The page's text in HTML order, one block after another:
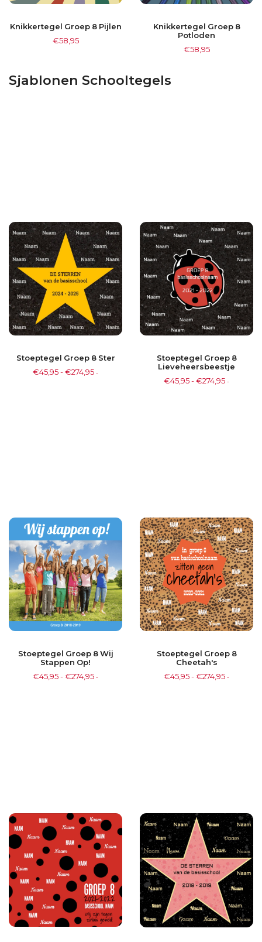
Knikkertegel Groep 8 Pijlen
€58,95
Knikkertegel Groep 8
Potloden
€58,95
Sjablonen Schooltegels
Stoeptegel Groep 8 Ster
€45,95-€274,95 -
Stoeptegel Groep 8
Lieveheersbeestje
€45,95-€274,95 -
Stoeptegel Groep 8 Wij
Stappen Op!
€45,95-€274,95 -
Stoeptegel Groep 8
Cheetah's
€45,95-€274,95 -